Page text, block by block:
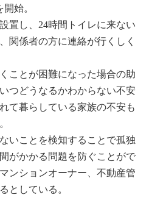
開始。
置し、 24時間トイレに来ない
関係者の方に連絡が行くしく
ことが困難になった場合の助
つどうなるかわからない不安
て暮らしている家族の不安も
いことを検知することで孤独
がかかる問題を防ぐことがで
ンションオーナー、不動産管
としている。